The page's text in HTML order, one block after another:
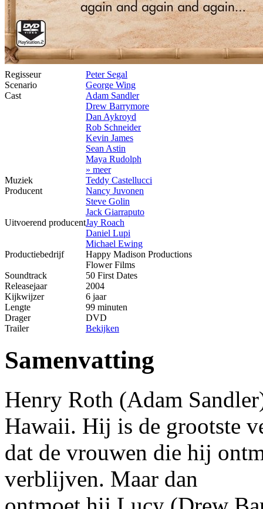
Regisseur
Peter Segal
Scenario
George Wing
Cast
Adam Sandler
Drew Barrymore
Dan Aykroyd
Rob Schneider
Kevin James
Sean Astin
Maya Rudolph
» meer
Muziek
Teddy Castellucci
Producent
Nancy Juvonen
Steve Golin
Jack Giarraputo
Uitvoerend producentJay Roach
Daniel Lupi
Michael Ewing
Productiebedrijf
Happy Madison Productions
Flower Films
Soundtrack
50 First Dates
Releasejaar
2004
Kijkwijzer
6 jaar
Lengte
99 minuten
Drager
DVD
Trailer
Bekijken
Samenvatting
Henry Roth (Adam
Hawaii. Hij is de grootste
dat de vrouwen die hij
verblijven. Maar dan